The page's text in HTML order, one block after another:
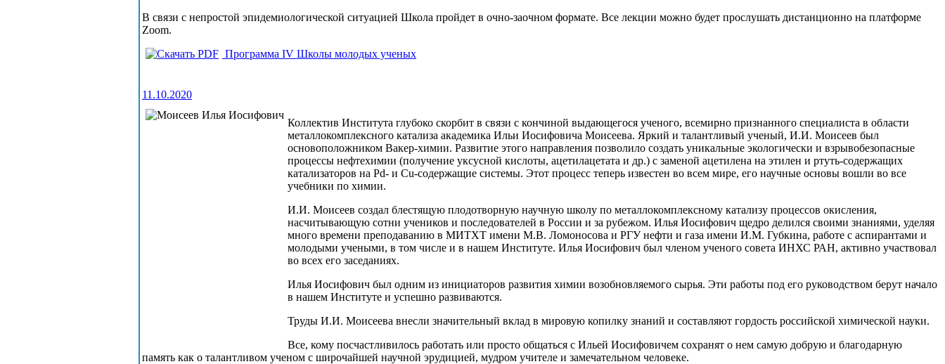
В связи с непростой эпидемиологической ситуацией Школа пройдет в очно-заочном формате. Все лекции можно будет прослушать дистанционно на платформе
Zoom.
Программа IV Школы молодых ученых
11.10.2020
Коллектив Института глубоко скорбит в связи с кончиной выдающегося ученого, всемирно признанного специалиста в области
металлокомплексного катализа академика Ильи Иосифовича Моисеева. Яркий и талантливый ученый, И.И. Моисеев был
основоположником Вакер-химии. Развитие этого направления позволило создать уникальные экологически и взрывобезопасные
процессы нефтехимии (получение уксусной кислоты, ацетилацетата и др.) с заменой ацетилена на этилен и ртуть-содержащих
катализаторов на Pd- и Cu-содержащие системы. Этот процесс теперь известен во всем мире, его научные основы вошли во все
учебники по химии.
И.И. Моисеев создал блестящую плодотворную научную школу по металлокомплексному катализу процессов окисления,
насчитывающую сотни учеников и последователей в России и за рубежом. Илья Иосифович щедро делился своими знаниями, уделяя
много времени преподаванию в МИТХТ имени М.В. Ломоносова и РГУ нефти и газа имени И.М. Губкина, работе с аспирантами и
молодыми учеными, в том числе и в нашем Институте. Илья Иосифович был членом ученого совета ИНХС РАН, активно участвовал
во всех его заседаниях.
Илья Иосифович был одним из инициаторов развития химии возобновляемого сырья. Эти работы под его руководством берут начало
в нашем Институте и успешно развиваются.
Труды И.И. Моисеева внесли значительный вклад в мировую копилку знаний и составляют гордость российской химической науки.
Все, кому посчастливилось работать или просто общаться с Ильей Иосифовичем сохранят о нем самую добрую и благодарную
память как о талантливом ученом с широчайшей научной эрудицией, мудром учителе и замечательном человеке.